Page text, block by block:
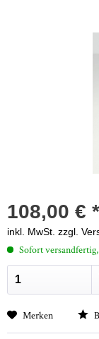
108,00 € *
inkl. MwSt. zzgl.
Sofort
Merken